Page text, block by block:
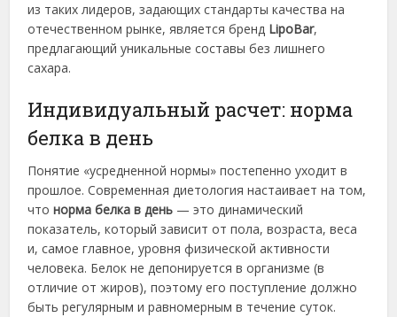
из таких лидеров, задающих стандарты качества на
отечественном рынке, является бренд LipoBar,
предлагающий уникальные составы без лишнего
сахара.
Индивидуальный расчет: норма
белка в день
Понятие «усредненной нормы» постепенно уходит в
прошлое. Современная диетология настаивает на том,
чтонорма белка в день — это динамический
показатель, который зависит от пола, возраста, веса
и, самое главное, уровня физической активности
человека. Белок не депонируется в организме (в
отличие от жиров), поэтому его поступление должно
быть регулярным и равномерным в течение суток.